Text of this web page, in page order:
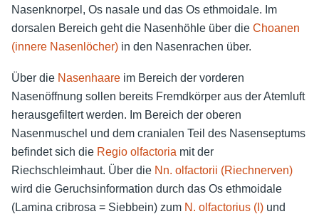
Nasenknorpel, Os nasale und das Os ethmoidale. Im
dorsalen Bereich geht die Nasenhöhle über die Choanen
(innere Nasenlöcher) in den Nasenrachen über.
Über die Nasenhaare im Bereich der vorderen
Nasenöffnung sollen bereits Fremdkörper aus der Atemluft
herausgefiltert werden. Im Bereich der oberen
Nasenmuschel und dem cranialen Teil des Nasenseptums
befindet sich die Regio olfactoria mit der
Riechschleimhaut. Über die Nn. olfactorii (Riechnerven)
wird die Geruchsinformation durch das Os ethmoidale
(Lamina cribrosa = Siebbein) zum N. olfactorius (I) und